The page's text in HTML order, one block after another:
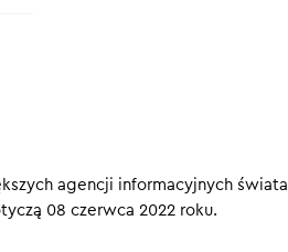
IN BRIEF
agencji informacyjnych
08 czerwca 2022 roku.